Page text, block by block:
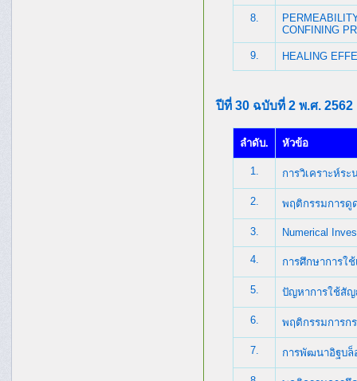
8.
CONFINING
9. HEALING
ปีที่ 30 ฉบับที่ 2 พ.ศ. 2562
ลำดับ. หัวข้อ
1. การวิเคราะห์ร
2. พฤติกรรมการดู
3. Numerical
4. การศึกษาการใ
5. ปัญหาการใช้สัญ
6. พฤติกรรมการก
7. การพัฒนาอิฐบล็